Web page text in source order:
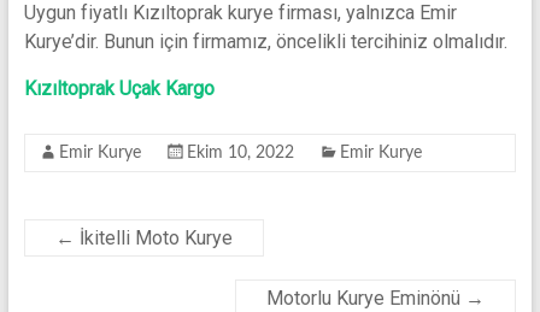
Uygun fiyatlı Kızıltoprak kurye firması, yalnızca Emir
Kurye’dir. Bunun için firmamız, öncelikli tercihiniz olmalıdır.
Kızıltoprak Uçak Kargo
Emir Kurye Ekim 10, 2022 Emir Kurye
← İkitelli Moto Kurye
Motorlu Kurye Eminönü →